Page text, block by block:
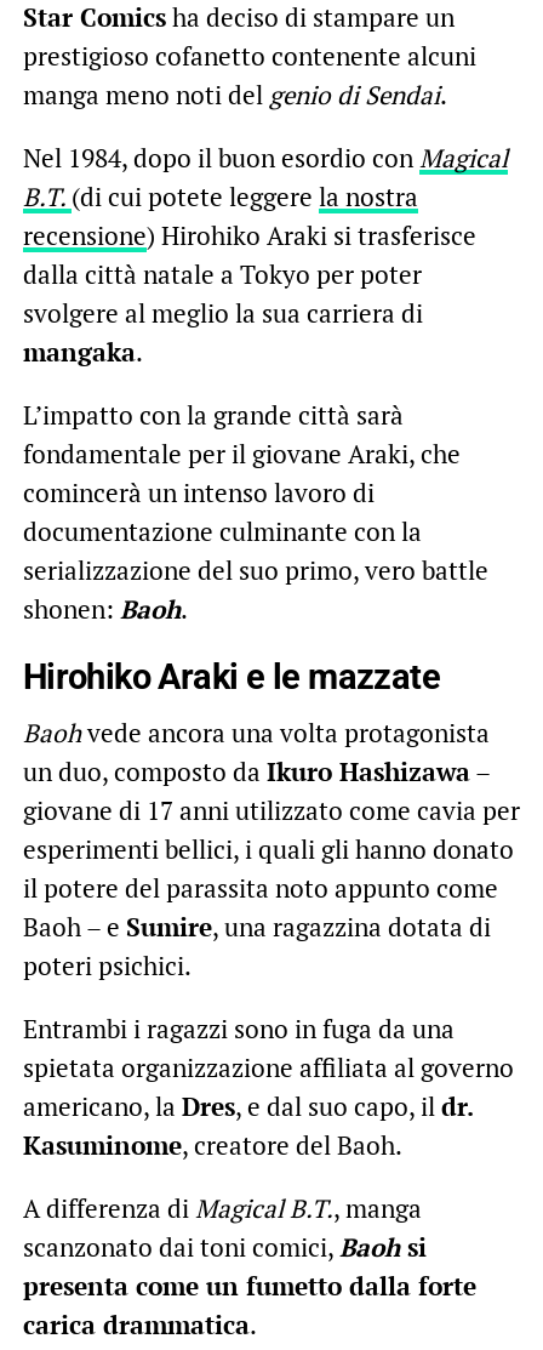
Star Comicsha deciso di stampare un
prestigioso cofanetto contenente alcuni
manga meno noti del genio di Sendai.
Nel 1984, dopo il buon esordio conMagical
B.T. (di cui potete leggere la nostra
recensione) Hirohiko Araki si trasferisce
dalla città natale a Tokyo per poter
svolgere al meglio la sua carriera di
mangaka.
L’impatto con la grande città sarà
fondamentale per il giovane Araki, che
comincerà un intenso lavoro di
documentazione culminante con la
serializzazione del suo primo, vero battle
shonen: Baoh.
Hirohiko Araki e le mazzate
Baohvede ancora una volta protagonista
un duo, composto da Ikuro Hashizawa–
giovane di 17 anni utilizzato come cavia per
esperimenti bellici, i quali gli hanno donato
il potere del parassita noto appunto come
Baoh – e Sumire, una ragazzina dotata di
poteri psichici.
Entrambi i ragazzi sono in fuga da una
spietata organizzazione affiliata al governo
americano, la Dres, e dal suo capo, ildr.
Kasuminome, creatore del Baoh.
A differenza diMagical B.T., manga
scanzonato dai toni comici,Baohsi
presenta come un fumetto dalla forte
carica drammatica.